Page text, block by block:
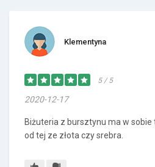
Klementyna
5 / 5
2020-12-17
Biżuteria z bursztynu ma w sobie
od tej ze złota czy srebra.